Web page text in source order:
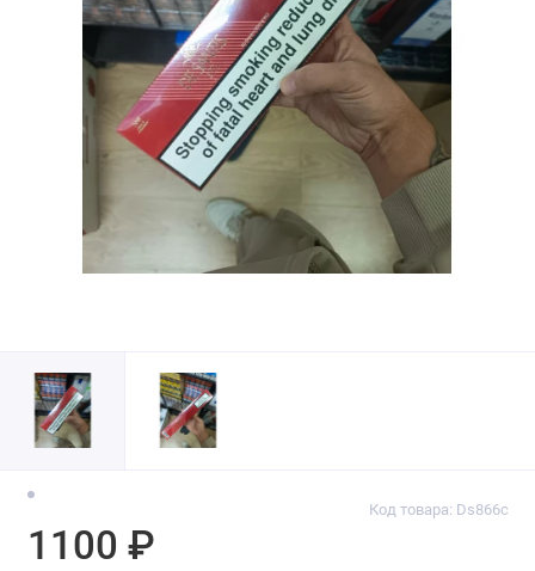
Код товара: Ds866c
1100 ₽